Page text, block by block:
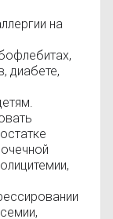
на
диабете,